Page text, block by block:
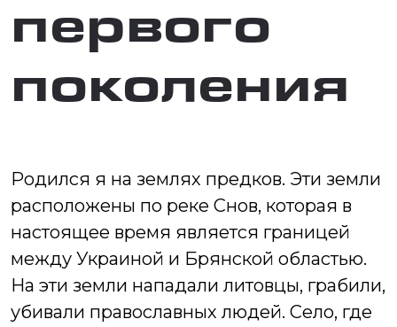
первого
поколения
Родился я на землях предков. Эти земли
расположены по реке Снов, которая в
настоящее время является границей
между Украиной и Брянской областью.
На эти земли нападали литовцы, грабили,
убивали православных людей. Село, где